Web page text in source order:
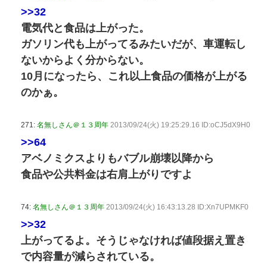
>>32
電気代と食品は上がった。
ガソリン代も上がってるみたいだが、車運転し
ないからよく分からない。
10月になったら、これ以上食品の価格が上がる
のかぁ。
271: 名無しさん＠１３周年 2013/09/24(火) 19:25:29.16 ID:oCJ5dX9H0
>>64
アベノミクスよりもバブル崩壊以降から
食品や公共料金は右肩上がりですよ
74: 名無しさん＠１３周年 2013/09/24(火) 16:43:13.28 ID:Xn7UPMKF0
>>32
上がってるよ。そうじゃなければ値段据え置き
で内容量が減らされている。